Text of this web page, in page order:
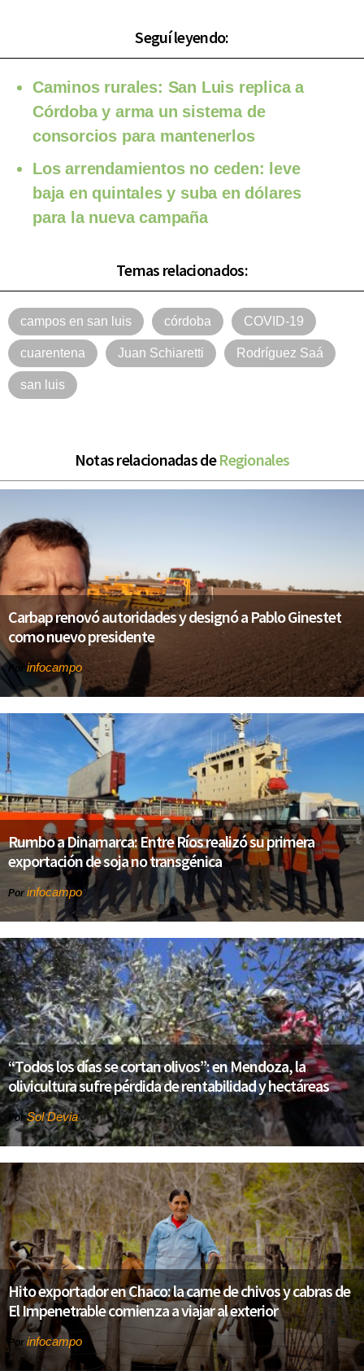
Seguí leyendo:
Caminos rurales: San Luis replica a
Córdoba y arma un sistema de
consorcios para mantenerlos
Los arrendamientos no ceden: leve
baja en quintales y suba en dólares
para la nueva campaña
Temas relacionados:
campos en san luis córdoba COVID-19
cuarentena Juan Schiaretti Rodríguez Saá
san luis
Notas relacionadas deRegionales
Carbap renovó autoridades y designó a Pablo Ginestet
como nuevo presidente
Por infocampo
Rumbo a Dinamarca: Entre Ríos realizó su primera
exportación de soja no transgénica
Por infocampo
“Todos los días se cortan olivos”: en Mendoza, la
olivicultura sufre pérdida de rentabilidad y hectáreas
PorSol Devia
Hito exportador en Chaco: la carne de chivos y cabras de
El Impenetrable comienza a viajar al exterior
Por infocampo